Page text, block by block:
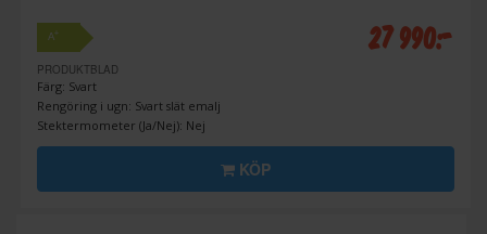
A+
PRODUKTBLAD
Färg: Svart
Rengöring i ugn: Svart slät emalj
Stektermometer (Ja/Nej): Nej
27 990:-
KÖP